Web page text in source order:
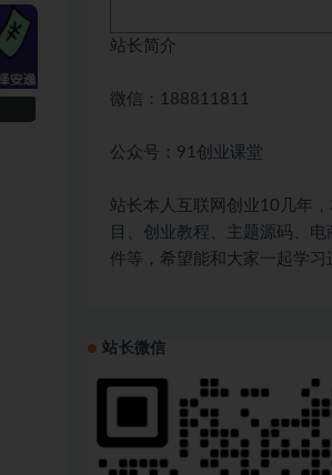
站长简介
微信：188811811
公众号：91创业课堂
站长本人互联网创业10几年
目、创业教程、主题源码、
件等，希望能和大家一起学习
站长微信